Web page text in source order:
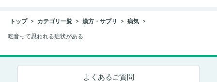
トップ カテゴリ一覧 漢方・サプリ 病気
吃音って思われる症状がある
よくあるご質問